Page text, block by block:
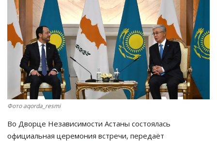
МИР
СПЕЦПРОЕКТЫ
СПОРТ
Чек-лист
РАЗВЛЕЧЕНИЯ
OFFICIAL
Фото aqorda_resmi
Во Дворце Независимости Астаны состоялась
официальная церемония встречи, передаёт